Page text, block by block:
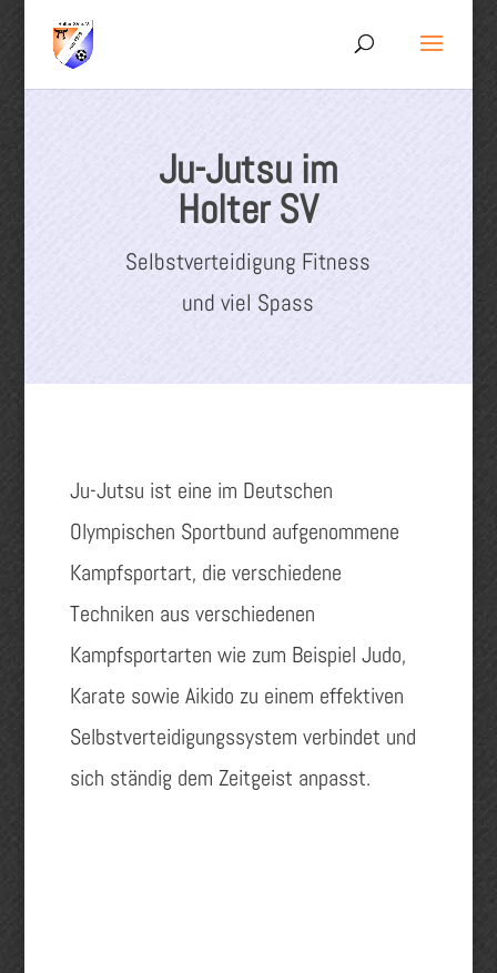
Ju-Jutsu im
Holter SV
Selbstverteidigung Fitness
und viel Spass
Ju-Jutsu ist eine im Deutschen
Olympischen Sportbund aufgenommene
Kampfsportart, die verschiedene
Techniken aus verschiedenen
Kampfsportarten wie zum Beispiel Judo,
Karate sowie Aikido zu einem effektiven
Selbstverteidigungssystem verbindet und
sich ständig dem Zeitgeist anpasst.